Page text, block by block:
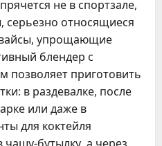
не в спортзале,
серьезно относящиеся
упрощающие
блендер с
приготовить
в раздевалке, после
или даже в
для коктейля